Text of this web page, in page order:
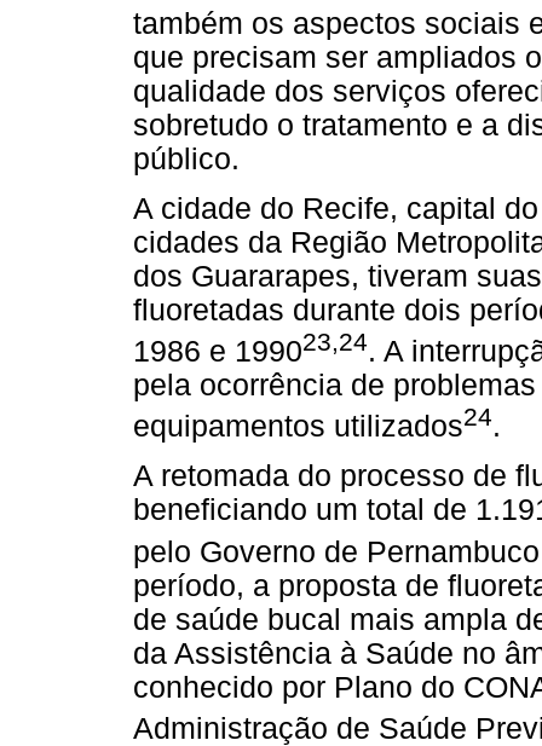
também os aspectos sociais
que precisam ser ampliados
qualidade dos serviços
sobretudo o tratamento e a
público.
A cidade do Recife, capital
cidades da Região
dos Guararapes, tiveram
fluoretadas durante dois
1986 e 199023,24. A
pela ocorrência de
equipamentos utilizados24.
A retomada do processo de
beneficiando um total de
pelo Governo de
período, a proposta de
de saúde bucal mais ampla
da Assistência à Saúde no
conhecido por Plano do
Administração de Saúde